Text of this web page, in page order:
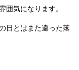
囲気になります。
日とはまた違った落